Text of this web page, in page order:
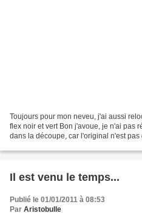
Toujours pour mon neveu, j'ai aussi
flex noir et vert Bon j'avoue, je n'ai pas
dans la découpe, car l'original n'est pas
Il est venu le temps...
Publié le 01/01/2011 à 08:53
Par Aristobulle